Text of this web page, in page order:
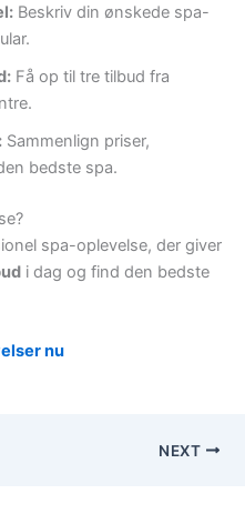
Beskriv din ønskede spa-
Få op til tre tilbud fra
Sammenlign priser,
bedste spa.
spa-oplevelse, der giver
i dag og find den bedste
nu
NEXT